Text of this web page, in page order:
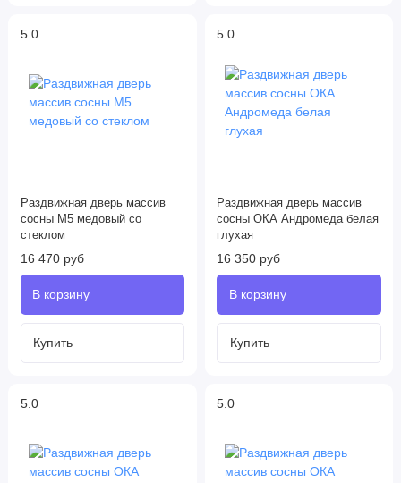
5.0
Раздвижная дверь массив
сосны М5 медовый со
стеклом
16 470 руб
5.0
Раздвижная дверь массив
сосны ОКА Андромеда белая
глухая
16 350 руб
5.0 5.0